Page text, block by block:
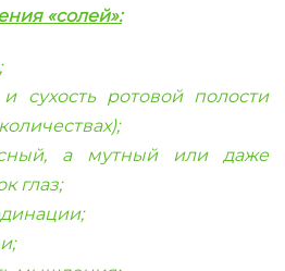
«солей»:
сухость ротовой полости
а мутный или даже
глаз;